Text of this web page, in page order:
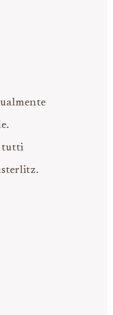
tutti